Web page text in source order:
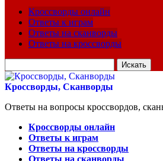
Кроссворды онлайн
Ответы к играм
Ответы на сканворды
Ответы на кроссворды
для:
Кроссворды, Сканворды
Ответы на вопросы кроссвордов,
Кроссворды онлайн
Ответы к играм
Ответы на кроссворды
Ответы на сканворды